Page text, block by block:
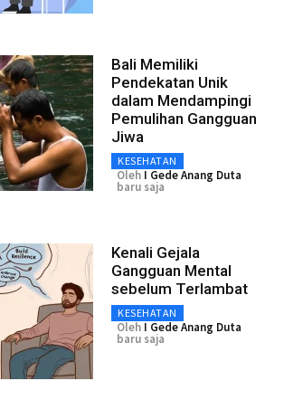
Bali Memiliki
Pendekatan Unik
dalam Mendampingi
Pemulihan Gangguan
Jiwa
KESEHATAN
Oleh I Gede Anang Duta
baru saja
Kenali Gejala
Gangguan Mental
sebelum Terlambat
KESEHATAN
Oleh I Gede Anang Duta
baru saja